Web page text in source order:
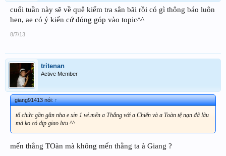
cuối tuần này sẽ về quê kiểm tra sân bãi rồi có gì thông báo luôn
hen, ae có ý kiến cứ đóng góp vào topic^^
8/7/13
tritenan
Active Member
giang91413 nói:↑
tổ chức gần gần nha e xin 1 vé.mến a Thắng với a Chiến và a Toàn tệ nạn đã lâu
mà ko có dịp giao lưu ^^
mến thằng TOàn mà không mến thằng ta à Giang ?